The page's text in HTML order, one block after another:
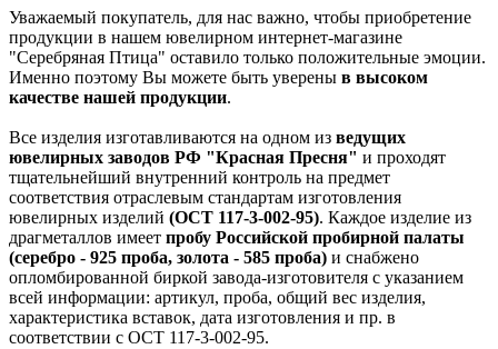
Уважаемый покупатель, для нас важно, чтобы приобретение
продукции в нашем ювелирном интернет-магазине
"Серебряная Птица" оставило только положительные эмоции.
Именно поэтому Вы можете быть уверены в высоком
качестве нашей продукции.
Все изделия изготавливаются на одном из ведущих
ювелирных заводов РФ "Красная Пресня" и проходят
тщательнейший внутренний контроль на предмет
соответствия отраслевым стандартам изготовления
ювелирных изделий (ОСТ 117-3-002-95). Каждое изделие из
драгметаллов имеет пробу Российской пробирной палаты
(серебро - 925 проба, золота - 585 проба) и снабжено
опломбированной биркой завода-изготовителя с указанием
всей информации: артикул, проба, общий вес изделия,
характеристика вставок, дата изготовления и пр. в
соответствии с ОСТ 117-3-002-95.